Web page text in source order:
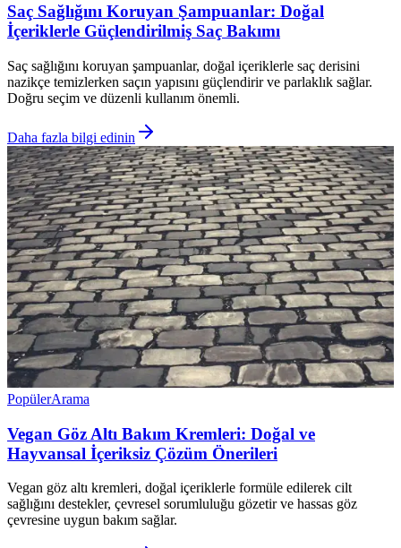
Saç Sağlığını Koruyan Şampuanlar: Doğal
İçeriklerle Güçlendirilmiş Saç Bakımı
Saç sağlığını koruyan şampuanlar, doğal içeriklerle saç derisini
nazikçe temizlerken saçın yapısını güçlendirir ve parlaklık sağlar.
Doğru seçim ve düzenli kullanım önemli.
Daha fazla bilgi edinin
PopülerArama
Vegan Göz Altı Bakım Kremleri: Doğal ve
Hayvansal İçeriksiz Çözüm Önerileri
Vegan göz altı kremleri, doğal içeriklerle formüle edilerek cilt
sağlığını destekler, çevresel sorumluluğu gözetir ve hassas göz
çevresine uygun bakım sağlar.